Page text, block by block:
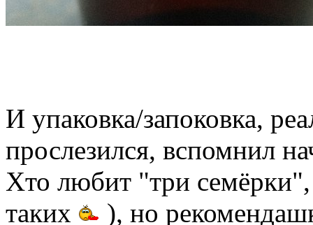
И упаковка/запоковка,
прослезился, вспомнил
Хто любит "три
таких
), но